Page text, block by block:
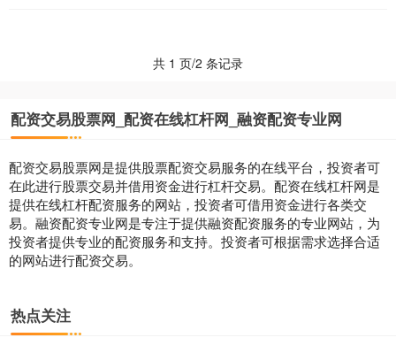
共 1 页/2 条记录
配资交易股票网_配资在线杠杆网_融资配资专业网
配资交易股票网是提供股票配资交易服务的在线平台，投资者可
在此进行股票交易并借用资金进行杠杆交易。配资在线杠杆网是
提供在线杠杆配资服务的网站，投资者可借用资金进行各类交
易。融资配资专业网是专注于提供融资配资服务的专业网站，为
投资者提供专业的配资服务和支持。投资者可根据需求选择合适
的网站进行配资交易。
热点关注